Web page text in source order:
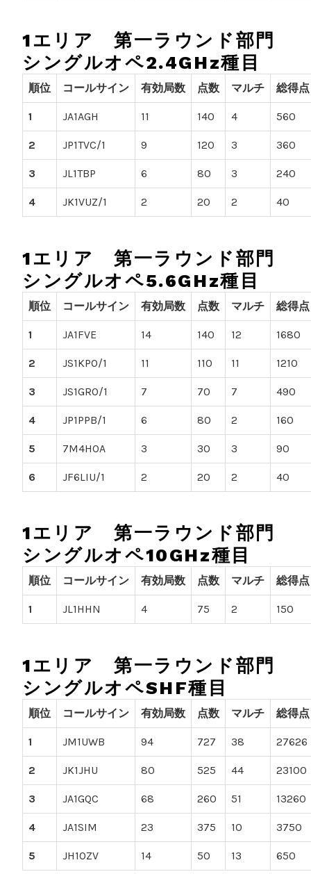
1エリア 第一ラウンド部門
シングルオペ2.4GHz種目
順位 コールサイン 有効局数 点数 マルチ 総得点
1 JA1AGH 11 140 4 560
2 JP1TVC/1 9 120 3 360
3 JL1TBP 6 80 3 240
4 JK1VUZ/1 2 20 2 40
1エリア 第一ラウンド部門
シングルオペ5.6GHz種目
順位 コールサイン 有効局数 点数 マルチ 総得点
1 JA1FVE 14 140 12 1680
2 JS1KPO/1 11 110 11 1210
3 JS1GRO/1 7 70 7 490
4 JP1PPB/1 6 80 2 160
5 7M4HOA 3 30 3 90
6 JF6LIU/1 2 20 2 40
1エリア 第一ラウンド部門
シングルオペ10GHz種目
順位 コールサイン 有効局数 点数 マルチ 総得点
1 JL1HHN 4 75 2 150
1エリア 第一ラウンド部門
シングルオペSHF種目
順位 コールサイン 有効局数 点数 マルチ 総得点
1 JM1UWB 94 727 38 27626
2 JK1JHU 80 525 44 23100
3 JA1GQC 68 260 51 13260
4 JA1SIM 23 375 10 3750
5 JH1OZV 14 50 13 650